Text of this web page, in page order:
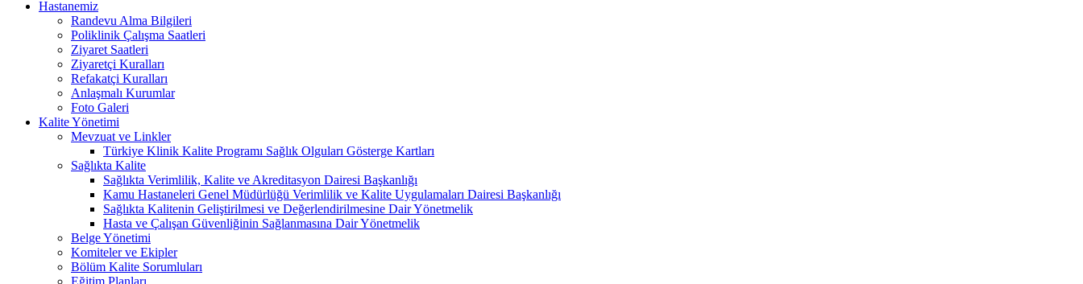
Hastanemiz
Randevu Alma Bilgileri
Poliklinik Çalışma Saatleri
Ziyaret Saatleri
Ziyaretçi Kuralları
Refakatçi Kuralları
Anlaşmalı Kurumlar
Foto Galeri
Kalite Yönetimi
Mevzuat ve Linkler
Türkiye Klinik Kalite Programı Sağlık Olguları Gösterge Kartları
Sağlıkta Kalite
Sağlıkta Verimlilik, Kalite ve Akreditasyon Dairesi Başkanlığı
Kamu Hastaneleri Genel Müdürlüğü Verimlilik ve Kalite Uygulamaları Dairesi Başkanlığı
Sağlıkta Kalitenin Geliştirilmesi ve Değerlendirilmesine Dair Yönetmelik
Hasta ve Çalışan Güvenliğinin Sağlanmasına Dair Yönetmelik
Belge Yönetimi
Komiteler ve Ekipler
Bölüm Kalite Sorumluları
Eğitim Planları